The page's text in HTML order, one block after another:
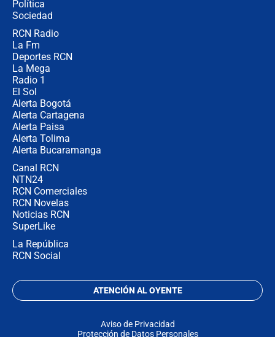
Política
Sociedad
RCN Radio
La Fm
Deportes RCN
La Mega
Radio 1
El Sol
Alerta Bogotá
Alerta Cartagena
Alerta Paisa
Alerta Tolima
Alerta Bucaramanga
Canal RCN
NTN24
RCN Comerciales
RCN Novelas
Noticias RCN
SuperLike
La República
RCN Social
ATENCIÓN AL OYENTE
Aviso de Privacidad
Protección de Datos Personales